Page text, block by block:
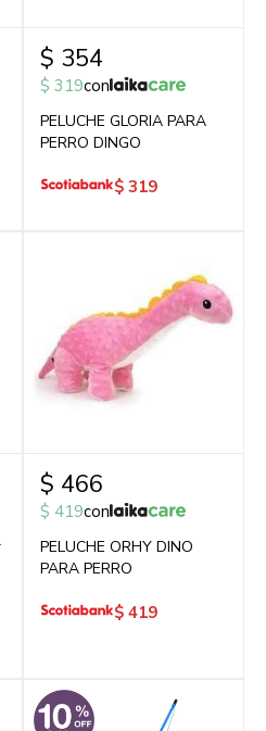
$ 354
$ 319con
PELUCHE GLORIA PARA
PERRO DINGO
$ 319
$ 466
$ 419con
PELUCHE ORHY DINO
PARA PERRO
$ 419